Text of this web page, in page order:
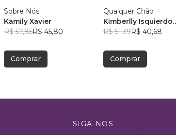
Sobre Nós
Kamily Xavier
R$ 57,85R$ 45,80
Comprar
Qualquer Chão
Kimberlly Isquierdo
Bongalhardo
R$ 51,39R$ 40,68
Comprar
SIGA-NOS